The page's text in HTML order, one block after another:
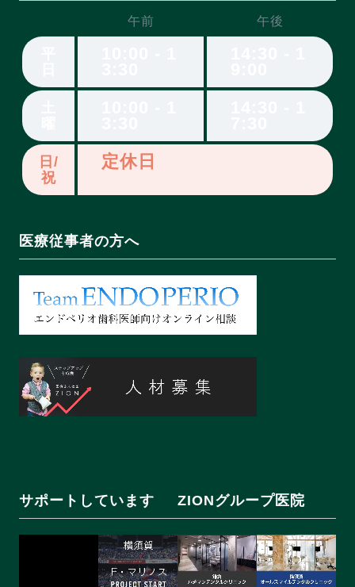
午前 午後
日/
祝
定休日
医療従事者の方へ
サポートしています ZIONグループ医院